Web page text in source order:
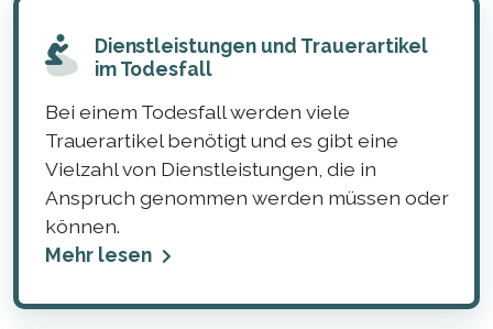
Dienstleistungen und Trauerartikel
im Todesfall
Bei einem Todesfall werden viele
Trauerartikel benötigt und es gibt eine
Vielzahl von Dienstleistungen, die in
Anspruch genommen werden müssen oder
können.
Mehr lesen